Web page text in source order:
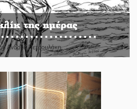
της ημέρας
Ανδρέα Πετρουλάκη